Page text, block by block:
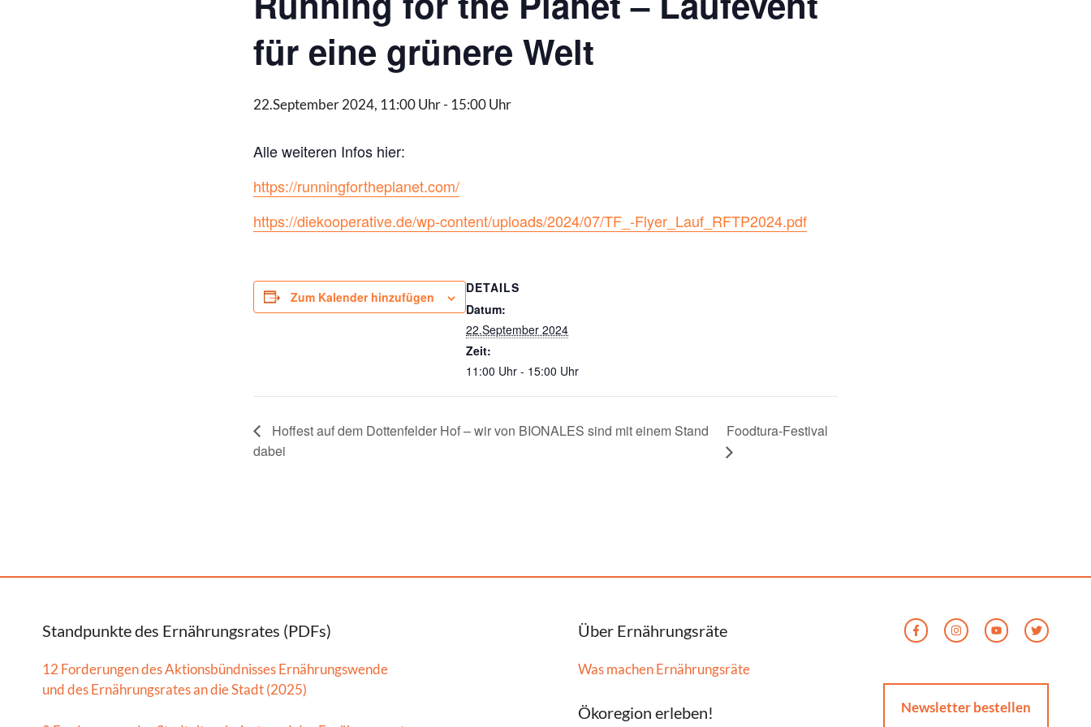
für eine grünere Welt
22.September 2024, 11:00 Uhr- 15:00 Uhr
Alle weiteren Infos hier:
https://runningfortheplanet.com/
https://diekooperative.de/wp-content/uploads/2024/07/TF_-Flyer_Lauf_RFTP2024.pdf
Zum Kalender hinzufügen
DETAILS
Datum:
22.September 2024
Zeit:
11:00 Uhr - 15:00 Uhr
Hoffest auf dem Dottenfelder Hof – wir von BIONALES sind mit einem Stand
dabei
Foodtura-Festival
Standpunkte des Ernährungsrates (PDFs)
12 Forderungen des Aktionsbündnisses Ernährungswende
und des Ernährungsrates an die Stadt (2025)
Über Ernährungsräte
Was machen Ernährungsräte
Ökoregion erleben! Newsletter bestellen